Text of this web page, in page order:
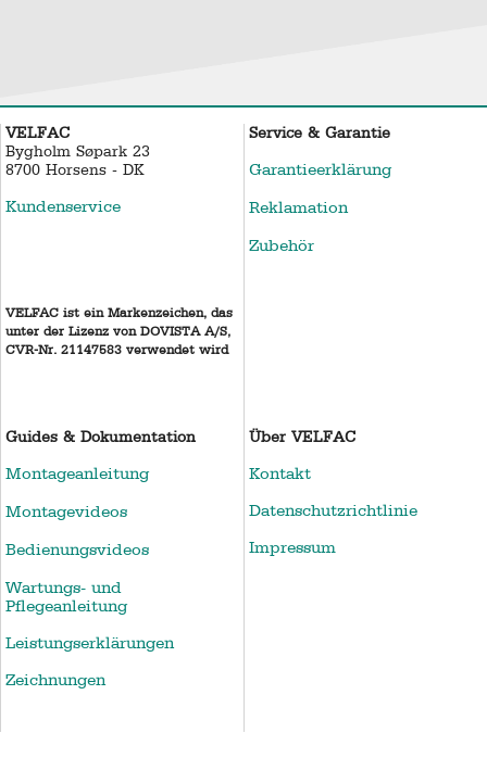
VELFAC
Bygholm Søpark 23
8700 Horsens - DK
Kundenservice
VELFAC ist ein Markenzeichen, das
unter der Lizenz von DOVISTA A/S,
CVR-Nr. 21147583 verwendet wird
Service & Garantie
Garantieerklärung
Reklamation
Zubehör
Guides & Dokumentation
Montageanleitung
Montagevideos
Bedienungsvideos
Wartungs- und
Pflegeanleitung
Leistungserklärungen
Zeichnungen
Über VELFAC
Kontakt
Datenschutzrichtlinie
Impressum